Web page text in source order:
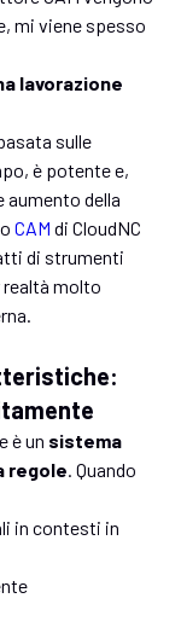
mi viene spesso
lavorazione
sulle
è potente e,
aumento della
CAMdi CloudNC
di strumenti
molto
è un sistema
regole . Quando
in contesti in